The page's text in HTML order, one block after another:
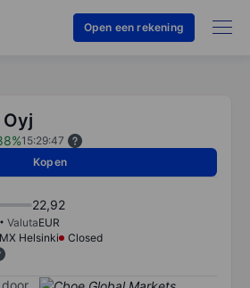
Open een rekening
15:29:47
Kopen
22,92
ValutaEUR
Helsinki
Closed